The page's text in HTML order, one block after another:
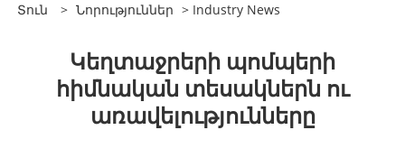
Տուն > Նորություններ > Industry News
Կեղտաջրերի պոմպերի
հիմնական տեսակներն ու
առավելությունները